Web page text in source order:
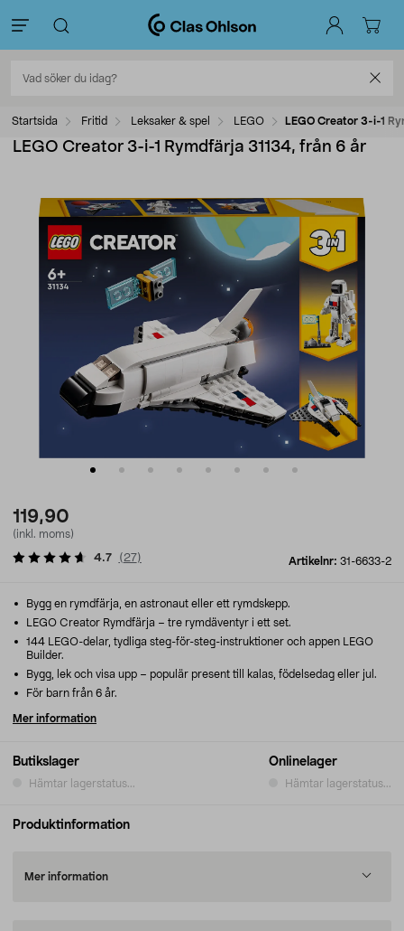
Startsida Fritid Leksaker & spel LEGO LEGO Creator 3-i-1
LEGO Creator 3-i-1 Rymdfärja 31134, från 6 år
119,90
(inkl. moms)
Artikelnr: 31-6633-2
4.7 ( 27)
Butikslager
Hämtar lagerstatus...
Onlinelager
Hämtar lagerstatus...
Bygg en rymdfärja, en astronaut eller ett rymdskepp.
LEGO Creator Rymdfärja – tre rymdäventyr i ett set.
144 LEGO-delar, tydliga steg-för-steg-instruktioner och appen LEGO
Builder.
Bygg, lek och visa upp – populär present till kalas, födelsedag eller jul.
För barn från 6 år.
Mer information
Produktinformation
Mer information